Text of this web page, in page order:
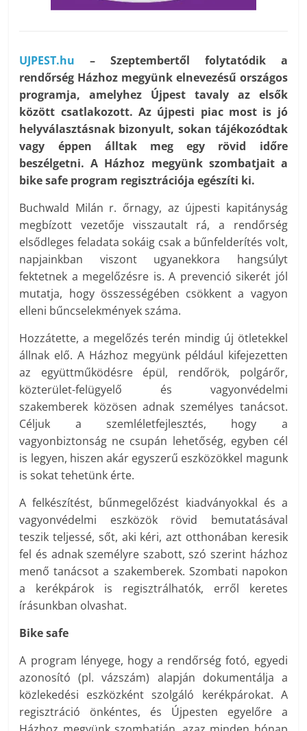
UJPEST.hu – Szeptembertől folytatódik a
rendőrség Házhoz megyünk elnevezésű országos
programja, amelyhez Újpest tavaly az elsők
között csatlakozott. Az újpesti piac most is jó
helyválasztásnak bizonyult, sokan tájékozódtak
vagy éppen álltak meg egy rövid időre
beszélgetni. A Házhoz megyünk szombatjait a
bike safe program regisztrációja egészíti ki.
Buchwald Milán r. őrnagy, az újpesti kapitányság
megbízott vezetője visszautalt rá, a rendőrség
elsődleges feladata sokáig csak a bűnfelderítés volt,
napjainkban viszont ugyanekkora hangsúlyt
fektetnek a megelőzésre is. A prevenció sikerét jól
mutatja, hogy összességében csökkent a vagyon
elleni bűncselekmények száma.
Hozzátette, a megelőzés terén mindig új ötletekkel
állnak elő. A Házhoz megyünk például kifejezetten
az együttműködésre épül, rendőrök, polgárőr,
közterület-felügyelő és vagyonvédelmi
szakemberek közösen adnak személyes tanácsot.
Céljuk a szemléletfejlesztés, hogy a
vagyonbiztonság ne csupán lehetőség, egyben cél
is legyen, hiszen akár egyszerű eszközökkel magunk
is sokat tehetünk érte.
A felkészítést, bűnmegelőzést kiadványokkal és a
vagyonvédelmi eszközök rövid bemutatásával
teszik teljessé, sőt, aki kéri, azt otthonában keresik
fel és adnak személyre szabott, szó szerint házhoz
menő tanácsot a szakemberek. Szombati napokon
a kerékpárok is regisztrálhatók, erről keretes
írásunkban olvashat.
Bike safe
A program lényege, hogy a rendőrség fotó, egyedi
azonosító (pl. vázszám) alapján dokumentálja a
közlekedési eszközként szolgáló kerékpárokat. A
regisztráció önkéntes, és Újpesten egyelőre a